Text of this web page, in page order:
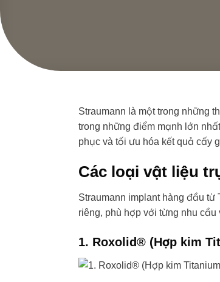
Straumann là một trong những
trong những điểm mạnh lớn
phục và tối ưu hóa kết quả cấy
Các loại vật liệu
Straumann implant hàng đầu
riêng, phù hợp với từng nhu
1. Roxolid® (Hợp kim